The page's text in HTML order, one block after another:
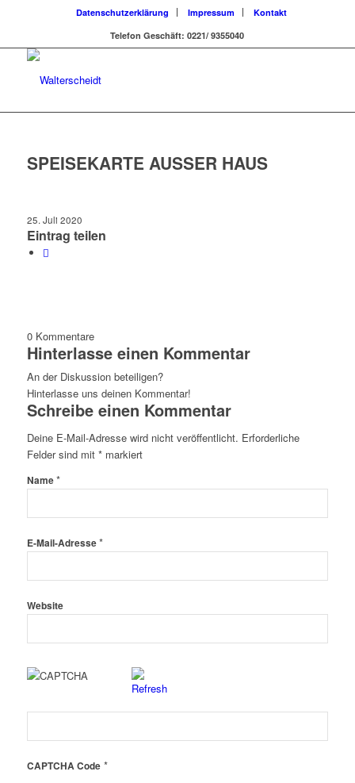
Datenschutzerklärung Impressum
Kontakt
Telefon Geschäft: 0221/ 9355040
SPEISEKARTE AUSSER HAUS
25. Juli 2020
Eintrag teilen
0 Kommentare
Hinterlasse einen Kommentar
An der Diskussion beteiligen?
Hinterlasse uns deinen Kommentar!
Schreibe einen Kommentar
Deine E-Mail-Adresse wird nicht veröffentlicht. Erforderliche
Felder sind mit *markiert
Name*
E-Mail-Adresse*
Website
CAPTCHA Code*